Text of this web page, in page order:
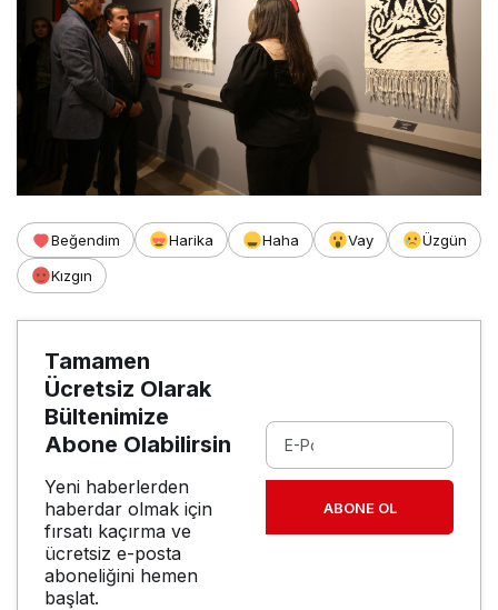
Beğendim Harika Haha Vay
Üzgün
Kızgın
Tamamen
Ücretsiz Olarak
Bültenimize
Abone Olabilirsin
Yeni haberlerden
haberdar olmak için
fırsatı kaçırma ve
ücretsiz e-posta
aboneliğini hemen
başlat.
ABONE OL